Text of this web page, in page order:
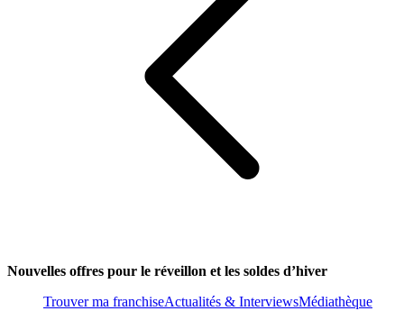
Nouvelles offres pour le réveillon et les soldes d’hiver
Trouver ma franchiseActualités & InterviewsMédiathèque